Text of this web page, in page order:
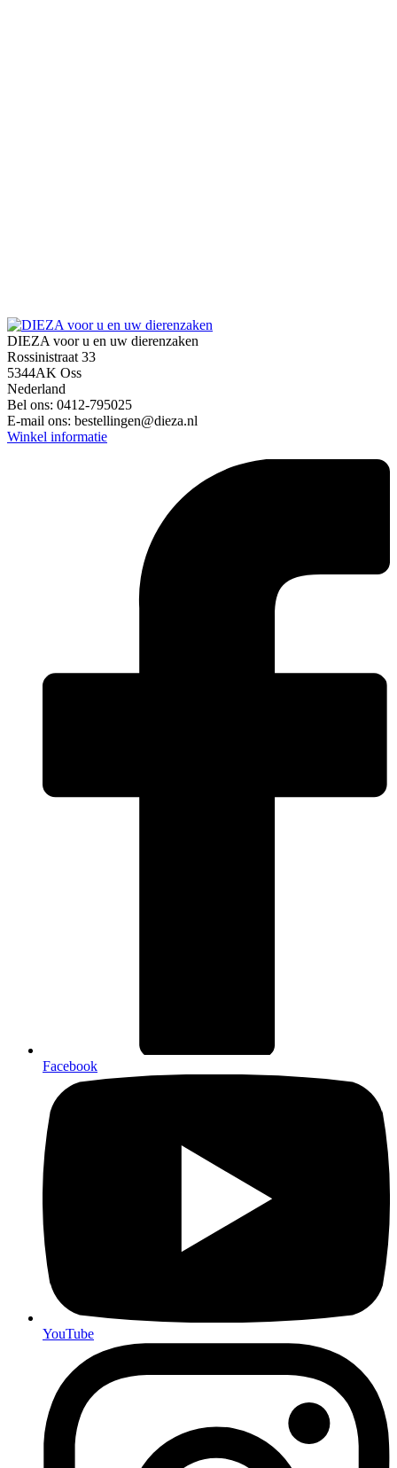
DIEZA voor u en uw dierenzaken
Rossinistraat 33
5344AK Oss
Nederland
Bel ons: 0412-795025
E-mail ons: bestellingen@dieza.nl
Winkel informatie
Facebook
YouTube